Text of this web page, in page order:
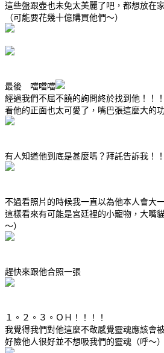
這些盤跟壺也未免太美麗了吧，都想放在家
（可能要花幾十億購買他們～）
最後 噹噹噹
經過我們不屈不饒的詢問終於找到他！！！
看他的正面也太可愛了，嘴巴張這麼大的
有人知道他到底是甚麼嗎？拜託告訴我！！
不過看照片的時候我一直以為他本人會大
這樣看來有可能是宮廷裡的小寵物，大嘴
～）
趕快來跟他合照一張
１。２。３。ＯＨ！！！！
我覺得我們對他這麼不敬感覺靈魂應該會
好險他人很好並不想吸我們的靈魂（呼～）